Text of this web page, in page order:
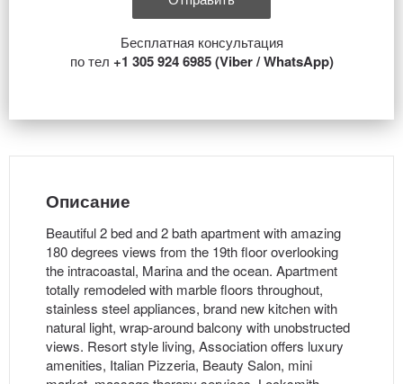
Бесплатная консультация
по тел +1 305 924 6985 (Viber / WhatsApp)
Описание
Beautiful 2 bed and 2 bath apartment with amazing
180 degrees views from the 19th floor overlooking
the intracoastal, Marina and the ocean. Apartment
totally remodeled with marble floors throughout,
stainless steel appliances, brand new kitchen with
natural light, wrap-around balcony with unobstructed
views. Resort style living, Association offers luxury
amenities, Italian Pizzeria, Beauty Salon, mini